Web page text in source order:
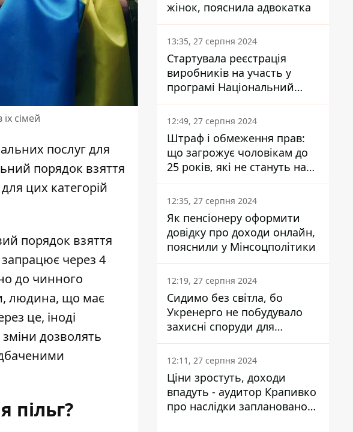
сімей
послуг для
порядок взяття
цих категорій
порядок взяття
через 4
до чинного
людина, що має
це, іноді
дозволять
пільг?
жінок, пояснила адвокатка
13:35, 27 серпня 2024
Стартувала реєстрація
виробників на участь у
програмі Національний
кешбек: як це зробити
через портал Дія
12:49, 27 серпня 2024
Штраф і обмеження прав:
що загрожує чоловікам до
25 років, які не стануть на
військовий облік
12:35, 27 серпня 2024
Як пенсіонеру оформити
довідку про доходи онлайн,
пояснили у Мінсоцполітики
12:19, 27 серпня 2024
Сидимо без світла, бо
Укренерго не побудувало
захисні споруди для
енергетики - нардеп
Кучеренко
12:11, 27 серпня 2024
Ціни зростуть, доходи
впадуть - аудитор Крапивко
про наслідки запланованого